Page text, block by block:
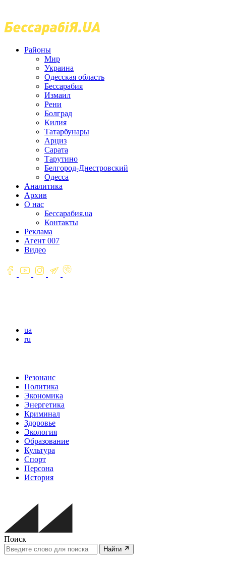
Районы
Мир
Украина
Одесская область
Бессарабия
Измаил
Рени
Болград
Килия
Татарбунары
Арциз
Сарата
Тарутино
Белгород-Днестровский
Одесса
Аналитика
Архив
О нас
Бессарабия.ua
Контакты
Реклама
Агент 007
Видео
ua
ru
Резонанс
Политика
Экономика
Энергетика
Криминал
Здоровье
Экология
Образование
Культура
Спорт
Персона
История
Поиск
Найти